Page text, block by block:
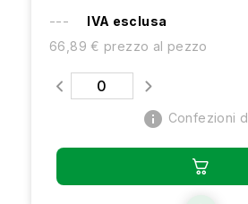
---
IVA esclusa
66,89 € prezzo al pezzo
info Confezioni